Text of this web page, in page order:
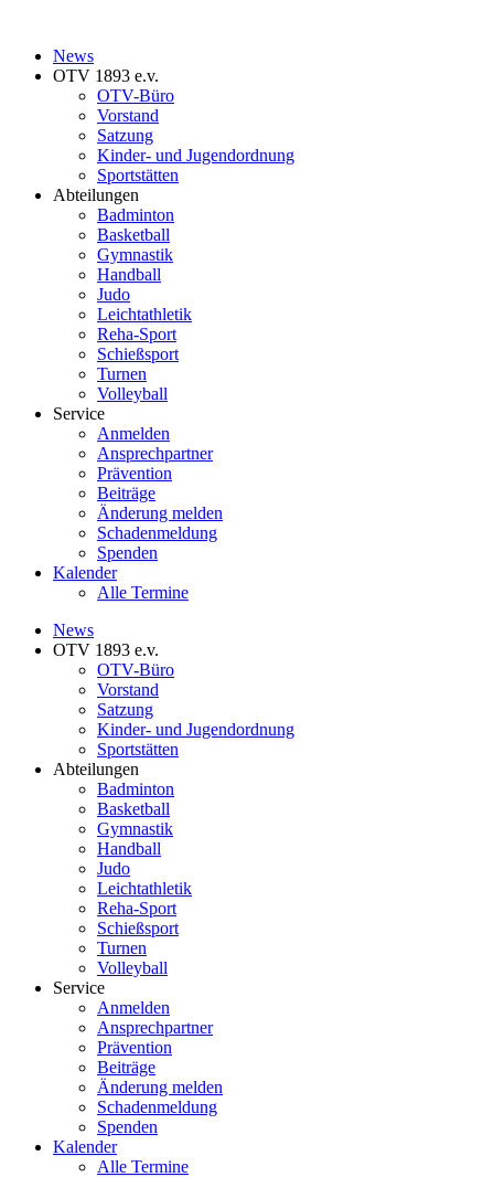
News
OTV 1893 e.v.
OTV-Büro
Vorstand
Satzung
Kinder- und Jugendordnung
Sportstätten
Abteilungen
Badminton
Basketball
Gymnastik
Handball
Judo
Leichtathletik
Reha-Sport
Schießsport
Turnen
Volleyball
Service
Anmelden
Ansprechpartner
Prävention
Beiträge
Änderung melden
Schadenmeldung
Spenden
Kalender
Alle Termine
News
OTV 1893 e.v.
OTV-Büro
Vorstand
Satzung
Kinder- und Jugendordnung
Sportstätten
Abteilungen
Badminton
Basketball
Gymnastik
Handball
Judo
Leichtathletik
Reha-Sport
Schießsport
Turnen
Volleyball
Service
Anmelden
Ansprechpartner
Prävention
Beiträge
Änderung melden
Schadenmeldung
Spenden
Kalender
Alle Termine